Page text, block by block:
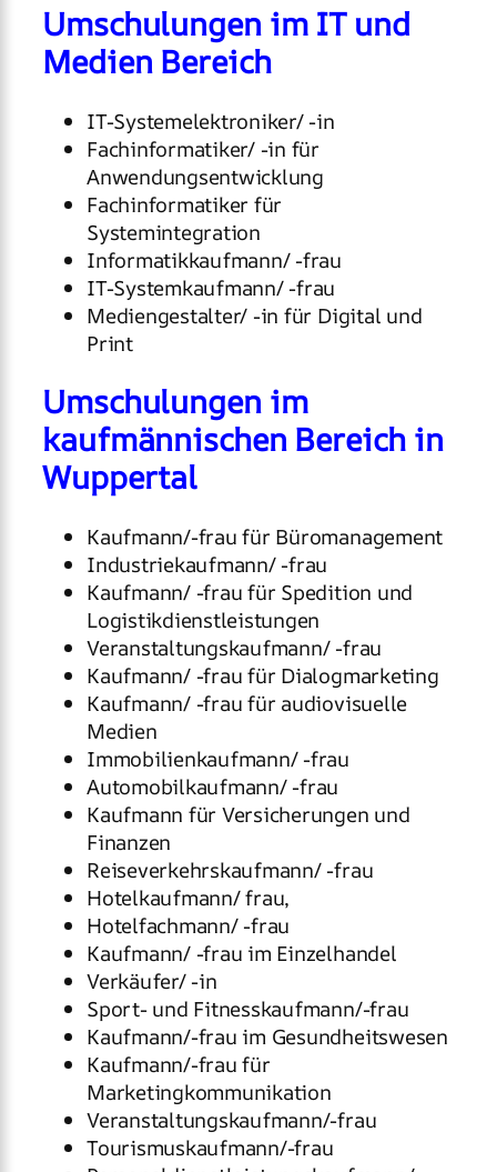
Umschulungen im IT und
Medien Bereich
IT-Systemelektroniker/ -in
Fachinformatiker/ -in für
Anwendungsentwicklung
Fachinformatiker für
Systemintegration
Informatikkaufmann/ -frau
IT-Systemkaufmann/ -frau
Mediengestalter/ -in für Digital und
Print
Umschulungen im
kaufmännischen Bereich in
Wuppertal
Kaufmann/-frau für Büromanagement
Industriekaufmann/ -frau
Kaufmann/ -frau für Spedition und
Logistikdienstleistungen
Veranstaltungskaufmann/ -frau
Kaufmann/ -frau für Dialogmarketing
Kaufmann/ -frau für audiovisuelle
Medien
Immobilienkaufmann/ -frau
Automobilkaufmann/ -frau
Kaufmann für Versicherungen und
Finanzen
Reiseverkehrskaufmann/ -frau
Hotelkaufmann/ frau,
Hotelfachmann/ -frau
Kaufmann/ -frau im Einzelhandel
Verkäufer/ -in
Sport- und Fitnesskaufmann/-frau
Kaufmann/-frau im Gesundheitswesen
Kaufmann/-frau für
Marketingkommunikation
Veranstaltungskaufmann/-frau
Tourismuskaufmann/-frau